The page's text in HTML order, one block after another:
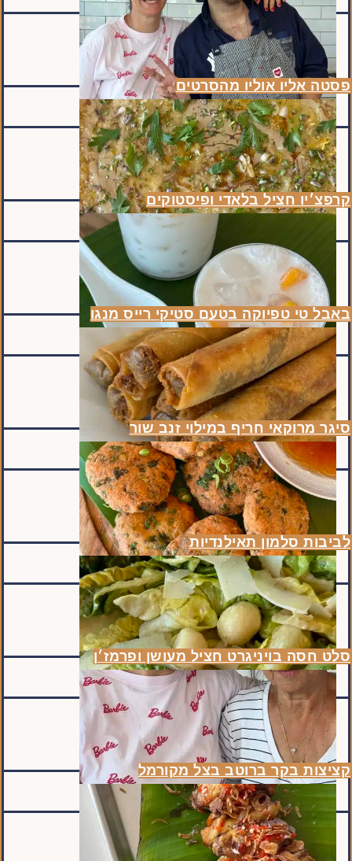
פסטה אליו אוליו מהסרטים
קרפצ׳יו חציל בלאדי ופיסטוקים
באבל טי טפיוקה בטעם סטיקי רייס מנגו
סיגר מרוקאי חריף במילוי זנב שור
לביבות סלמון תאילנדיות
סלט חסה בויניגרט חציל מעושן ופרמז׳ן
קציצות בקר ברוטב בצל מקורמל